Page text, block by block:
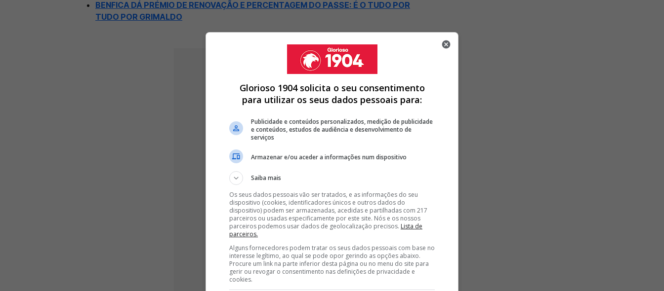
BENFICA DÁ PRÉMIO DE RENOVAÇÃO E PERCENTAGEM DO PASSE: É O TUDO POR
TUDO POR GRIMALDO
Glorioso 1904 solicita o seu consentimento
para utilizar os seus dados pessoais para:
Publicidade e conteúdos personalizados, medição de publicidade
e conteúdos, estudos de audiência e desenvolvimento de
serviços
Armazenar e/ou aceder a informações num dispositivo
Saiba mais
Os seus dados pessoais vão ser tratados, e as informações do seu
dispositivo (cookies, identificadores únicos e outros dados do
dispositivo) podem ser armazenadas, acedidas e partilhadas com 217
parceiros ou usadas especificamente por este site. Nós e os nossos
parceiros podemos usar dados de geolocalização precisos. Lista de
parceiros.
Alguns fornecedores podem tratar os seus dados pessoais com base no
interesse legítimo, ao qual se pode opor gerindo as opções abaixo.
Procure um link na parte inferior desta página ou no menu do site para
gerir ou revogar o consentimento nas definições de privacidade e
cookies.